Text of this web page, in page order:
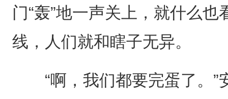
门“轰”地一声关上，就什么
线，人们就和瞎子无异。
“啊，我们都要完蛋了。”